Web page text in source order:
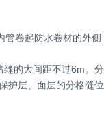
卷起防水卷材的外侧
的大间距不过6m。
层、面层的分格缝